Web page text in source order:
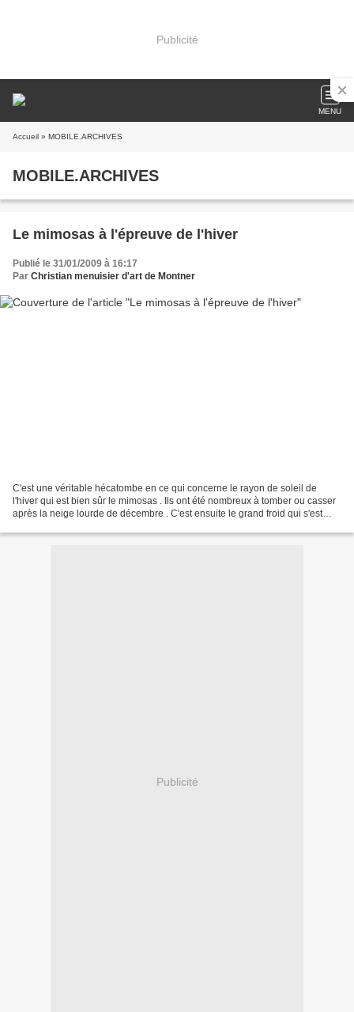
Publicité
MENU
Accueil » MOBILE.ARCHIVES
MOBILE.ARCHIVES
Le mimosas à l'épreuve de l'hiver
Publié le 31/01/2009 à 16:17
Par Christian menuisier d'art de Montner
C'est une véritable hécatombe en ce qui concerne le rayon de soleil de
l'hiver qui est bien sûr le mimosas . Ils ont été nombreux à tomber ou casser
après la neige lourde de décembre . C'est ensuite le grand froid qui s'est
Publicité